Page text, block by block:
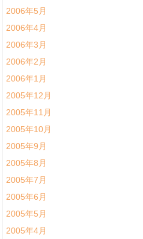
2006年5月
2006年4月
2006年3月
2006年2月
2006年1月
2005年12月
2005年11月
2005年10月
2005年9月
2005年8月
2005年7月
2005年6月
2005年5月
2005年4月